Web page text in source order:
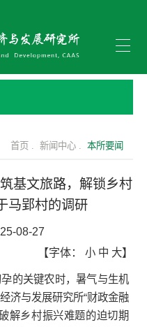
首页 . 新闻中心 . 本所要闻
基文旅路，解锁乡村
马郢村的调研
08-27
【字体： 小 中 大】
的关键农时，暑气与生机
济与发展研究所“财政金融
解乡村振兴难题的迫切期